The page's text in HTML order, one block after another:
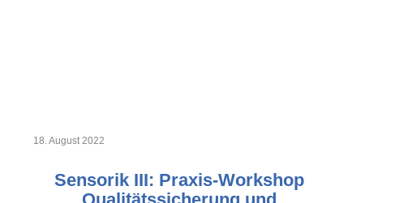
18. August 2022
Sensorik III: Praxis-Workshop